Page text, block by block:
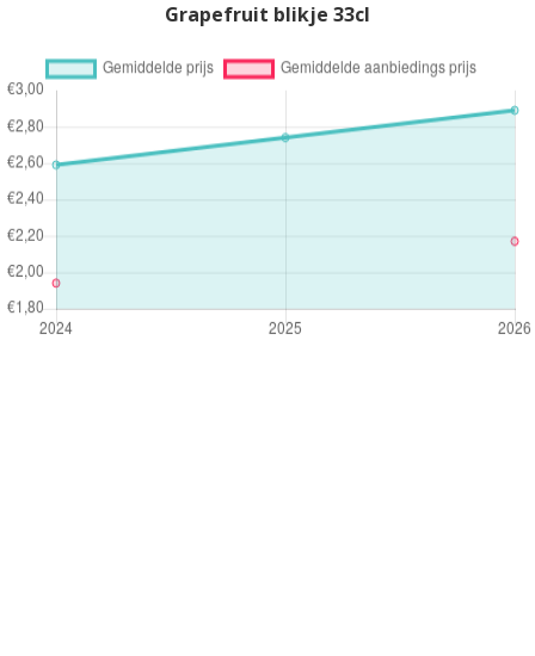
Grapefruit blikje 33cl